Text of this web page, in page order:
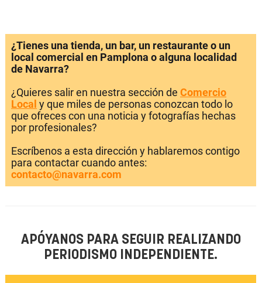
¿Tienes una tienda, un bar, un restaurante o un
local comercial en Pamplona o alguna localidad
de Navarra?
¿Quieres salir en nuestra sección de Comercio
Local y que miles de personas conozcan todo lo
que ofreces con una noticia y fotografías hechas
por profesionales?
Escríbenos a esta dirección y hablaremos contigo
para contactar cuando antes:
contacto@navarra.com
APÓYANOS PARA SEGUIR REALIZANDO
PERIODISMO INDEPENDIENTE.